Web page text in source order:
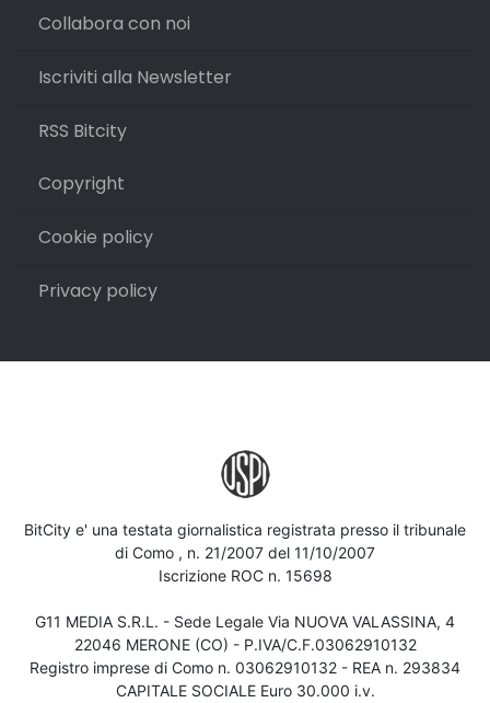
Collabora con noi
Iscriviti alla Newsletter
RSS Bitcity
Copyright
Cookie policy
Privacy policy
BitCity e' una testata giornalistica registrata presso il tribunale
di Como , n. 21/2007 del 11/10/2007
Iscrizione ROC n. 15698
G11 MEDIA S.R.L. - Sede Legale Via NUOVA VALASSINA, 4
22046 MERONE (CO) - P.IVA/C.F.03062910132
Registro imprese di Como n. 03062910132 - REA n. 293834
CAPITALE SOCIALE Euro 30.000 i.v.